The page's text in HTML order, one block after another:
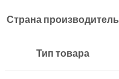
Страна производитель
Тип товара